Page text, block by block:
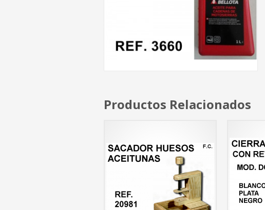
Productos Relacionados